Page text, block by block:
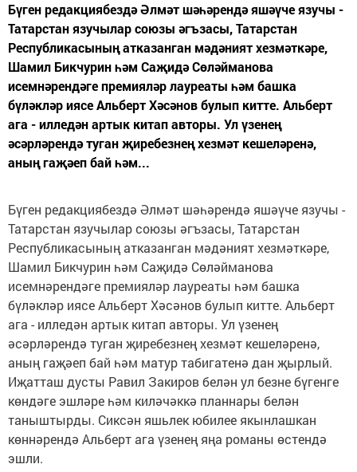
Бүген редакциябездә Әлмәт шәһәрендә яшәүче язучы -
Татарстан язучылар союзы әгъзасы, Татарстан
Республикасының атказанган мәдәният хезмәткәре,
Шамил Бикчурин һәм Саҗидә Сөләйманова
исемнәрендәге премияләр лауреаты һәм башка
бүләкләр иясе Альберт Хәсәнов булып китте. Альберт
ага - илледән артык китап авторы. Ул үзенең
әсәрләрендә туган җиребезнең хезмәт кешеләренә,
аның гаҗәеп бай һәм...
Бүген редакциябездә Әлмәт шәһәрендә яшәүче язучы -
Татарстан язучылар союзы әгъзасы, Татарстан
Республикасының атказанган мәдәният хезмәткәре,
Шамил Бикчурин һәм Саҗидә Сөләйманова
исемнәрендәге премияләр лауреаты һәм башка
бүләкләр иясе Альберт Хәсәнов булып китте. Альберт
ага - илледән артык китап авторы. Ул үзенең
әсәрләрендә туган җиребезнең хезмәт кешеләренә,
аның гаҗәеп бай һәм матур табигатенә дан җырлый.
Иҗатташ дусты Равил Закиров белән ул безне бүгенге
көндәге эшләре һәм киләчәккә планнары белән
таныштырды. Сиксән яшьлек юбилее якынлашкан
көннәрендә Альберт ага үзенең яңа романы өстендә
эшли.